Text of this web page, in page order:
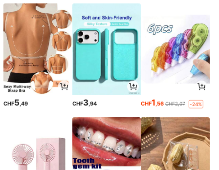
CHF5,49 CHF3,94 CHF1,56 CHF2,07 -24%